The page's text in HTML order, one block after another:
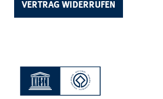
VERTRAG WIDERRUFEN